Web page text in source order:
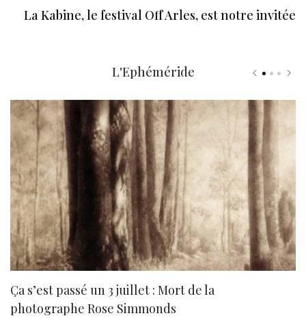
La Kabine, le festival Off Arles, est notre invitée
L'Ephéméride
Ça s’est passé un 3 juillet : Mort de la
photographe Rose Simmonds